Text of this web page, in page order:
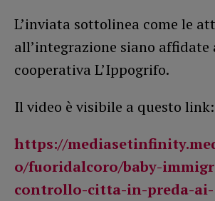
L’inviata sottolinea come le
all’integrazione siano affidate
cooperativa L’Ippogrifo.
Il video è visibile a questo link:
https://
o/fuoridalcoro/baby-
controllo-citta-in-preda-ai-